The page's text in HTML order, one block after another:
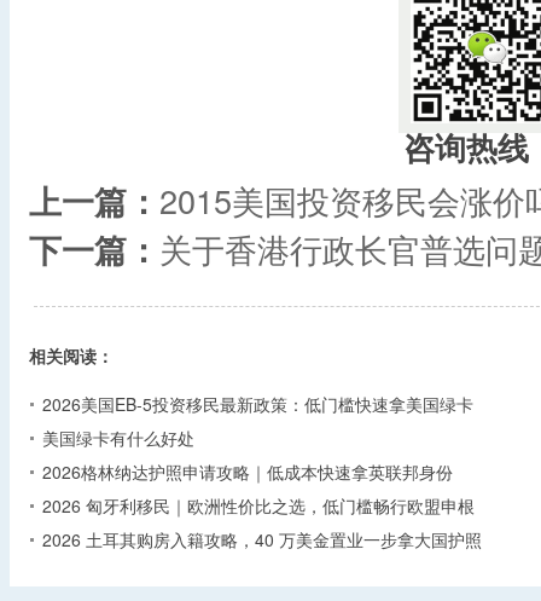
咨询热线
上一篇： 2015美国投资移民会涨价
下一篇： 关于香港行政长官普选问
相关阅读：
2026美国EB-5投资移民最新政策：低门槛快速拿美国绿卡
美国绿卡有什么好处
2026格林纳达护照申请攻略｜低成本快速拿英联邦身份
2026 匈牙利移民｜欧洲性价比之选，低门槛畅行欧盟申根
2026 土耳其购房入籍攻略，40 万美金置业一步拿大国护照